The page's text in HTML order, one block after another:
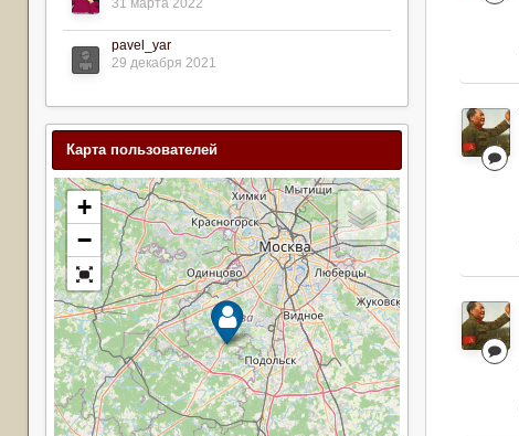
31 марта 2022
pavel_yar
29 декабря 2021
Карта пользователей